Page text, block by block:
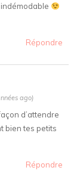
indémodable
Répondre
ago)
d’attendre
bien tes petits
Répondre